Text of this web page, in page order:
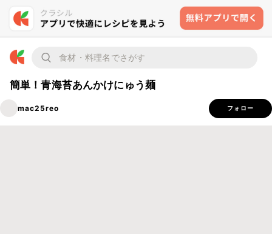
簡単！青海苔あんかけにゅう麺
mac25reo フォロー